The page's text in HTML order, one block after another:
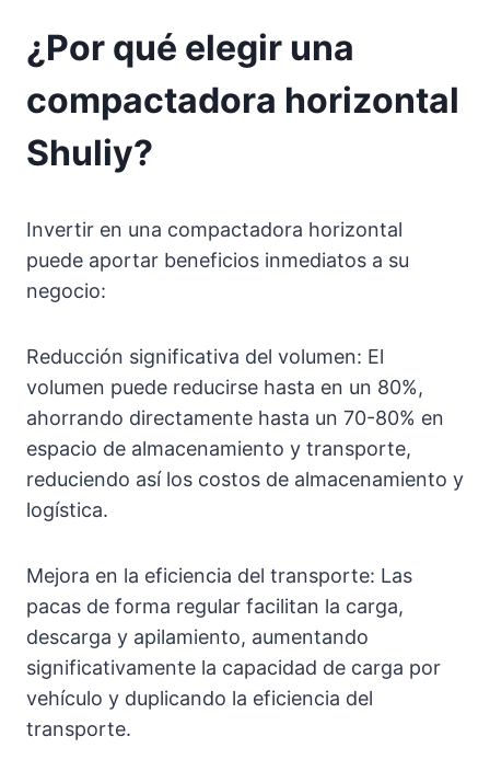
¿Por qué elegir una
compactadora horizontal
Shuliy?
Invertir en una compactadora horizontal
puede aportar beneficios inmediatos a su
negocio:
Reducción significativa del volumen: El
volumen puede reducirse hasta en un 80%,
ahorrando directamente hasta un 70-80% en
espacio de almacenamiento y transporte,
reduciendo así los costos de almacenamiento y
logística.
Mejora en la eficiencia del transporte: Las
pacas de forma regular facilitan la carga,
descarga y apilamiento, aumentando
significativamente la capacidad de carga por
vehículo y duplicando la eficiencia del
transporte.